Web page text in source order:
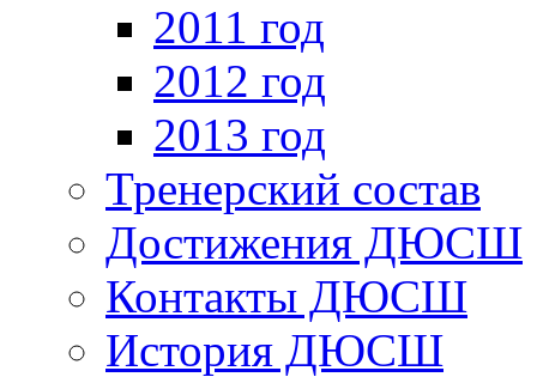
2011 год
2012 год
2013 год
Тренерский состав
Достижения ДЮСШ
Контакты ДЮСШ
История ДЮСШ